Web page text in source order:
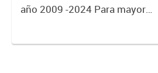
año 2009 -2024 Para mayor
cion/contrataciones.html